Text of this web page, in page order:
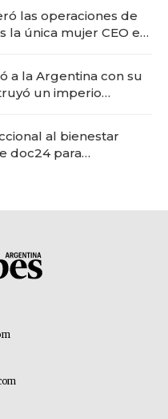
las operaciones de
la única mujer CEO en
a la Argentina con su
un imperio
al bienestar
doc24 para